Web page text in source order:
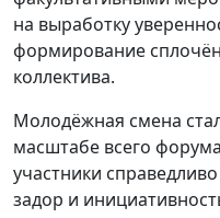
на выработку
формирование
коллектива.
Молодёжная смена
масштабе всего
участники
задор и